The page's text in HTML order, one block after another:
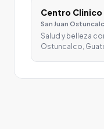
Centro Clinico
San Juan
Salud y belleza
Ostuncalco,